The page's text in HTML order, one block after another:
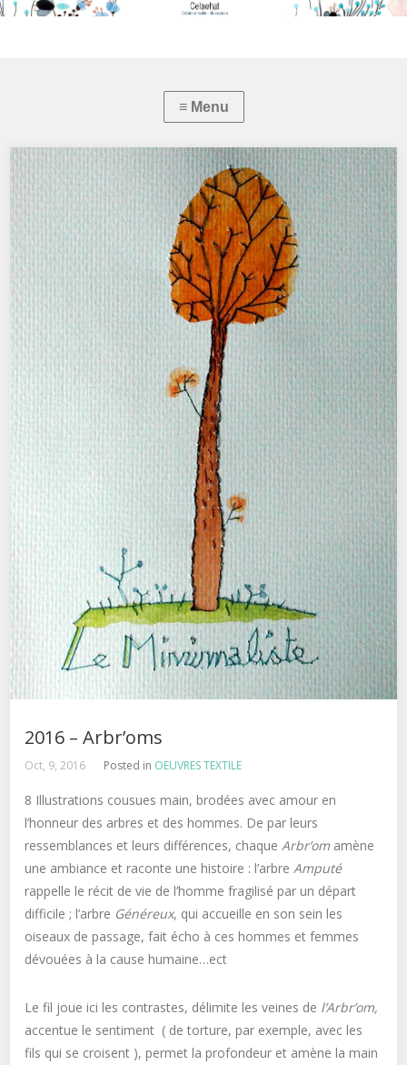
2016 – Arbr’oms
Oct, 9, 2016 Posted in OEUVRES TEXTILE
8 Illustrations cousues main, brodées avec amour en
l’honneur des arbres et des hommes. De par leurs
ressemblances et leurs différences, chaque Arbr’om amène
une ambiance et raconte une histoire : l’arbre Amputé
rappelle le récit de vie de l’homme fragilisé par un départ
difficile ; l’arbre Généreux, qui accueille en son sein les
oiseaux de passage, fait écho à ces hommes et femmes
dévouées à la cause humaine…ect
Le fil joue ici les contrastes, délimite les veines de l’Arbr’om,
accentue le sentiment ( de torture, par exemple, avec les
fils qui se croisent ), permet la profondeur et amène la main